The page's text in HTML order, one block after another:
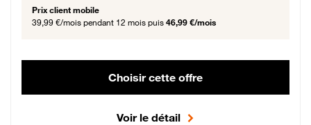
Prix client mobile
39,99 €/mois pendant 12 mois puis 46,99 €/mois
Choisir cette offre
Voir le détail